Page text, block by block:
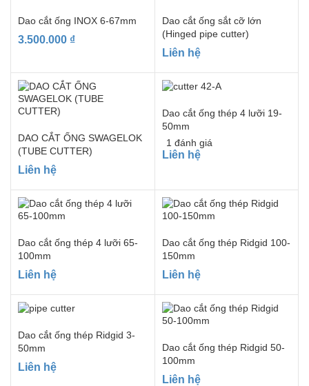
Dao cắt ống INOX 6-67mm
3.500.000 ₫
Dao cắt ống sắt cỡ lớn
(Hinged pipe cutter)
Liên hệ
DAO CẮT ỐNG SWAGELOK
(TUBE CUTTER)
Liên hệ
Dao cắt ống thép 4 lưỡi 19-
50mm
1 đánh giá
Liên hệ
Dao cắt ống thép 4 lưỡi 65-
100mm
Liên hệ
Dao cắt ống thép Ridgid 100-
150mm
Liên hệ
Dao cắt ống thép Ridgid 3-
50mm
Liên hệ
Dao cắt ống thép Ridgid 50-
100mm
Liên hệ